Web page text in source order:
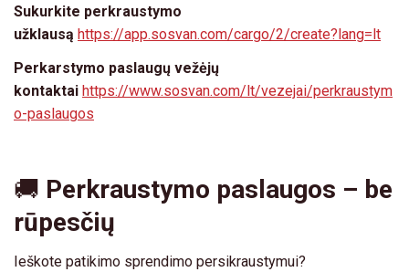
Sukurkite perkraustymo
užklausą https://app.sosvan.com/cargo/2/create?lang=lt
Perkarstymo paslaugų vežėjų
kontaktai https://www.sosvan.com/lt/vezejai/perkraustym
o-paslaugos
🚚 Perkraustymo paslaugos – be
rūpesčių
Ieškote patikimo sprendimo persikraustymui?